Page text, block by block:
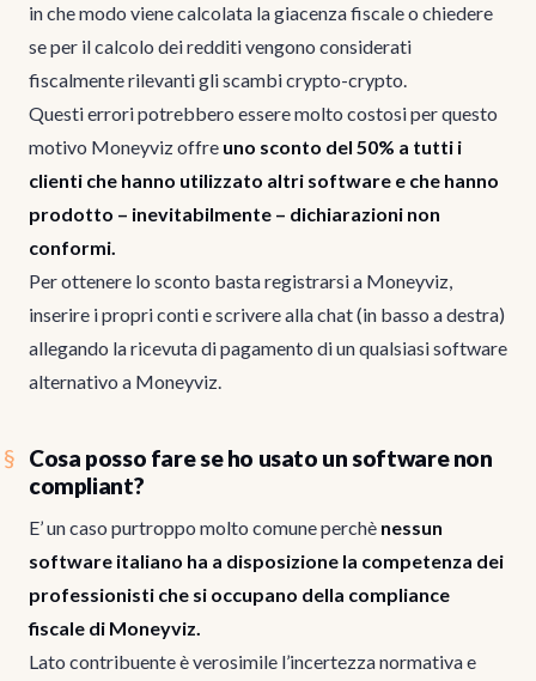
in che modo viene calcolata la giacenza fiscale o chiedere
se per il calcolo dei redditi vengono considerati
fiscalmente rilevanti gli scambi crypto-crypto.
Questi errori potrebbero essere molto costosi per questo
motivo Moneyviz offre uno sconto del 50% a tutti i
clienti che hanno utilizzato altri software e che hanno
prodotto – inevitabilmente – dichiarazioni non
conformi.
Per ottenere lo sconto basta registrarsi a Moneyviz,
inserire i propri conti e scrivere alla chat (in basso a destra)
allegando la ricevuta di pagamento di un qualsiasi software
alternativo a Moneyviz.
Cosa posso fare se ho usato un software non
compliant?
E’ un caso purtroppo molto comune perchè nessun
software italiano ha a disposizione la competenza dei
professionisti che si occupano della compliance
fiscale di Moneyviz.
Lato contribuente è verosimile l’incertezza normativa e